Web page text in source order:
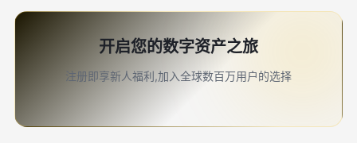
开启您的数字资产之旅
注册即享新人福利,加入全球数百万用户的选择